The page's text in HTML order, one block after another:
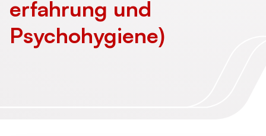
erfahrung und
Psychohygiene)